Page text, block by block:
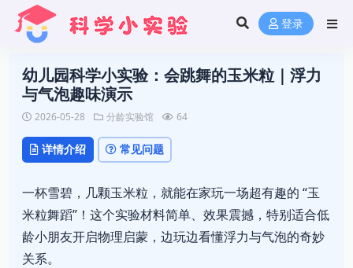
登录
幼儿园科学小实验：会跳舞的玉米粒｜浮力
与气泡趣味演示
2026-05-28 分龄实验馆 64
详情介绍 常见问题
一杯雪碧，几颗玉米粒，就能在家玩一场超有趣的 “玉
米粒舞蹈”！这个实验材料简单、效果震撼，特别适合低
龄小朋友开启物理启蒙，边玩边看懂浮力与气泡的奇妙
关系。